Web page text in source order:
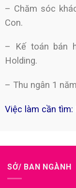
– Chăm sóc
Con.
– Kế toán bán
Holding.
– Thu ngân 1
Việc làm cần tìm:
SỞ/ BAN NGÀNH